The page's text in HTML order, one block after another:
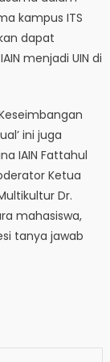
kampus ITS
dapat
menjadi UIN di
ini juga
IAIN Fattahul
Ketua
Dr.
mahasiswa,
tanya jawab